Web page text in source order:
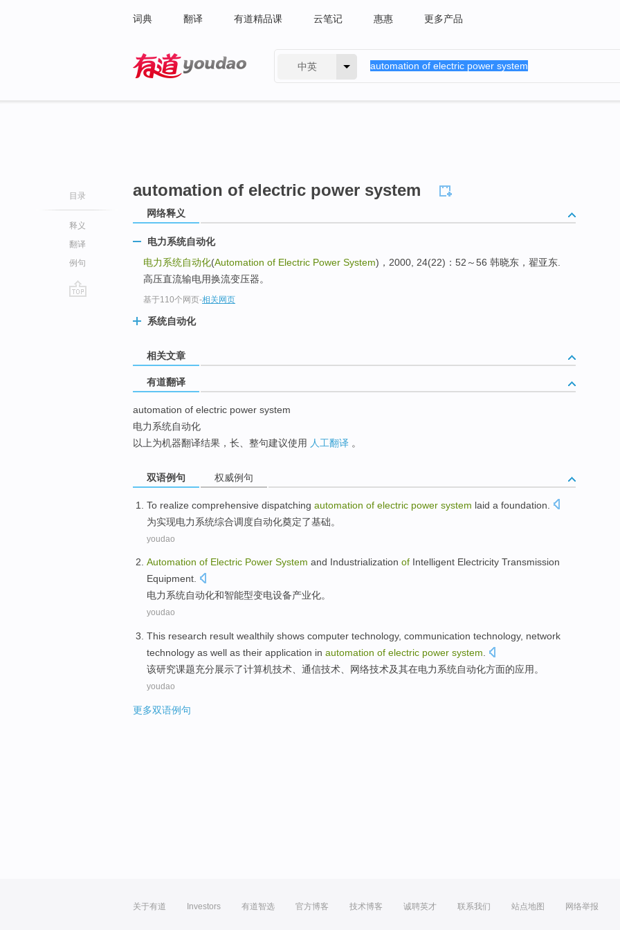
词典 翻译 有道精品课 云笔记 惠惠 更多产品
中英
目录
释义
翻译
例句
automation of electric power system
网络释义
电力系统自动化
电力系统自动化(Automation of Electric Power System)，2000, 24(22)：52～56 韩晓东，翟亚东.
高压直流输电用换流变压器。
基于110个网页-相关网页
系统自动化
相关文章
有道翻译
automation of electric power system
电力系统自动化
以上为机器翻译结果，长、整句建议使用 人工翻译 。
双语例句 权威例句
To realize comprehensive dispatching automation of electric power system laid a foundation
为实现电力系统综合调度自动化奠定了基础。
youdao
Automation of Electric Power System and Industrialization of Intelligent Electricity Transmission
Equipment.
电力系统自动化和智能型变电设备产业化。
youdao
This research result wealthily shows computer technology, communication technology, network
technology as well as their application in automation of electric power system
该研究课题充分展示了计算机技术 通信技术、 网络技术及其在电力系统自动化方面的应用 。
youdao
更多双语例句
关于有道 Investors 有道智选 官方博客 技术博客 诚聘英才 联系我们 站点地图 网络举报